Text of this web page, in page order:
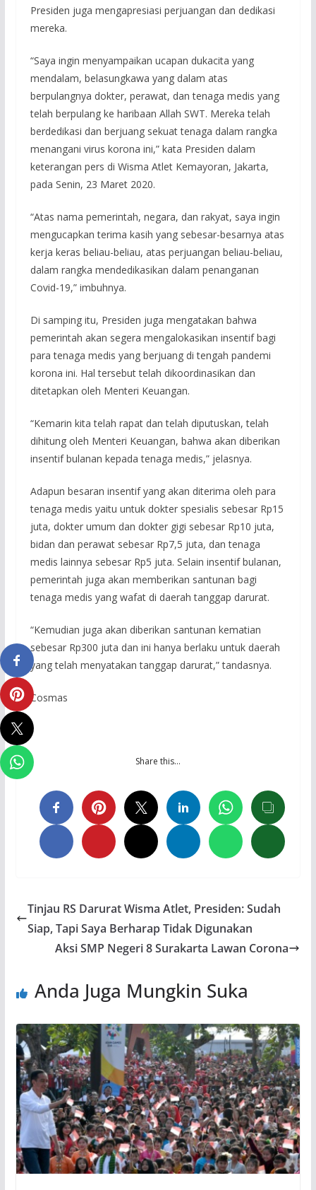
Presiden juga mengapresiasi perjuangan dan dedikasi
mereka.
“Saya ingin menyampaikan ucapan dukacita yang
mendalam, belasungkawa yang dalam atas
berpulangnya dokter, perawat, dan tenaga medis yang
telah berpulang ke haribaan Allah SWT. Mereka telah
berdedikasi dan berjuang sekuat tenaga dalam rangka
menangani virus korona ini,” kata Presiden dalam
keterangan pers di Wisma Atlet Kemayoran, Jakarta,
pada Senin, 23 Maret 2020.
“Atas nama pemerintah, negara, dan rakyat, saya ingin
mengucapkan terima kasih yang sebesar-besarnya atas
kerja keras beliau-beliau, atas perjuangan beliau-beliau,
dalam rangka mendedikasikan dalam penanganan
Covid-19,” imbuhnya.
Di samping itu, Presiden juga mengatakan bahwa
pemerintah akan segera mengalokasikan insentif bagi
para tenaga medis yang berjuang di tengah pandemi
korona ini. Hal tersebut telah dikoordinasikan dan
ditetapkan oleh Menteri Keuangan.
“Kemarin kita telah rapat dan telah diputuskan, telah
dihitung oleh Menteri Keuangan, bahwa akan diberikan
insentif bulanan kepada tenaga medis,” jelasnya.
Adapun besaran insentif yang akan diterima oleh para
tenaga medis yaitu untuk dokter spesialis sebesar Rp15
juta, dokter umum dan dokter gigi sebesar Rp10 juta,
bidan dan perawat sebesar Rp7,5 juta, dan tenaga
medis lainnya sebesar Rp5 juta. Selain insentif bulanan,
pemerintah juga akan memberikan santunan bagi
tenaga medis yang wafat di daerah tanggap darurat.
“Kemudian juga akan diberikan santunan kematian
sebesar Rp300 juta dan ini hanya berlaku untuk daerah
yang telah menyatakan tanggap darurat,” tandasnya.
Cosmas
Share this…
Tinjau RS Darurat Wisma Atlet, Presiden: Sudah
Siap, Tapi Saya Berharap Tidak Digunakan
Aksi SMP Negeri 8 Surakarta Lawan Corona
Anda Juga Mungkin Suka